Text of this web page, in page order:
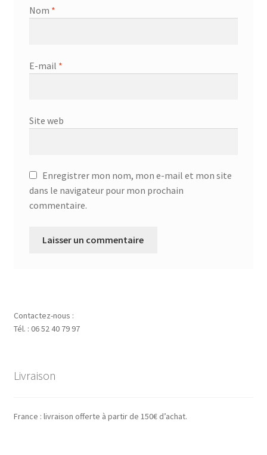
Nom *
E-mail *
Site web
Enregistrer mon nom, mon e-mail et mon site
dans le navigateur pour mon prochain
commentaire.
Contactez-nous :
Tél. : 06 52 40 79 97
Livraison
France : livraison offerte à partir de 150€ d’achat.